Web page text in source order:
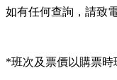
如有任何查詢，請致
*班次及票價以購票時